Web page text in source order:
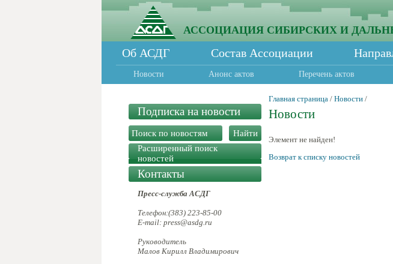
АССОЦИАЦИЯ СИБИРСКИХ И
Об АСДГ Состав Ассоциации
Новости Анонс актов Перечень актов
Подписка на новости
Расширенный поиск
новостей
Контакты
Пресс-служба АСДГ
Телефон:(383) 223-85-00
E-mail: press@asdg.ru
Руководитель
Малов Кирилл Владимирович
Главная страница / Новости /
Новости
Элемент не найден!
Возврат к списку новостей